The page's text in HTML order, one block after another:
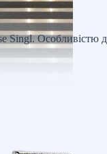
Singl. Особливістю